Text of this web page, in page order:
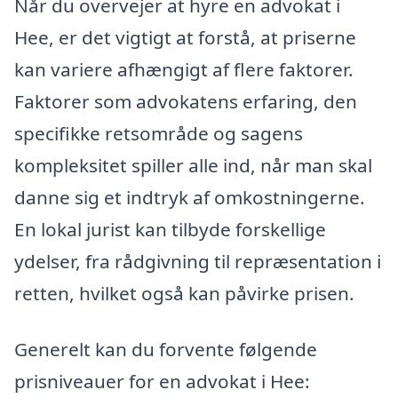
Når du overvejer at hyre en advokat i
Hee, er det vigtigt at forstå, at priserne
kan variere afhængigt af flere faktorer.
Faktorer som advokatens erfaring, den
specifikke retsområde og sagens
kompleksitet spiller alle ind, når man skal
danne sig et indtryk af omkostningerne.
En lokal jurist kan tilbyde forskellige
ydelser, fra rådgivning til repræsentation i
retten, hvilket også kan påvirke prisen.
Generelt kan du forvente følgende
prisniveauer for en advokat i Hee: